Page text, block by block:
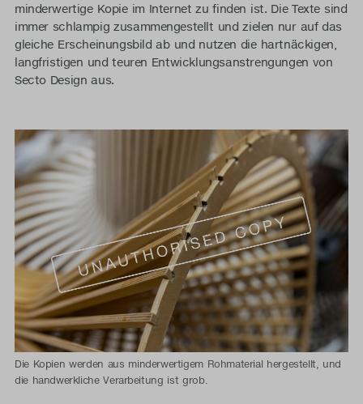
minderwertige Kopie im Internet zu finden ist. Die Texte sind
immer schlampig zusammengestellt und zielen nur auf das
gleiche Erscheinungsbild ab und nutzen die hartnäckigen,
langfristigen und teuren Entwicklungsanstrengungen von
Secto Design aus.
Die Kopien werden aus minderwertigem Rohmaterial hergestellt, und
die handwerkliche Verarbeitung ist grob.